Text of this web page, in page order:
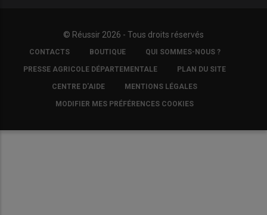
© Réussir 2026 - Tous droits réservés
FOOTER
COPYRIGHT
CONTACTS BOUTIQUE QUI SOMMES-NOUS ?
PRESSE AGRICOLE DÉPARTEMENTALE PLAN DU SITE
CENTRE D'AIDE MENTIONS LÉGALES
MODIFIER MES PRÉFÉRENCES COOKIES